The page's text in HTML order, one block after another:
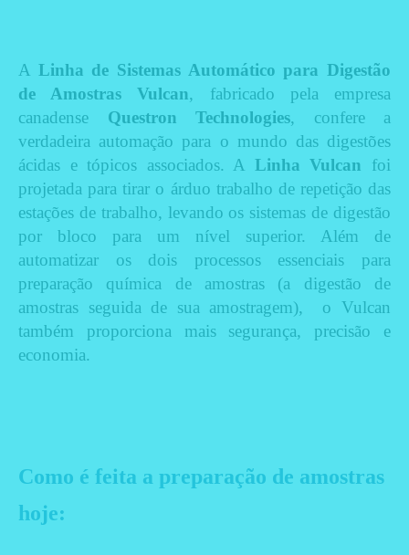
A Linha de Sistemas Automático para Digestão
de Amostras Vulcan, fabricado pela empresa
canadense Questron Technologies, confere a
verdadeira automação para o mundo das digestões
ácidas e tópicos associados. A Linha Vulcan
foi
projetada para tirar o árduo trabalho de repetição das
estações de trabalho, levando os sistemas de digestão
por bloco para um nível superior. Além de
automatizar os dois processos essenciais para
preparação química de amostras (a digestão de
amostras seguida de sua amostragem), o Vulcan
também proporciona mais segurança, precisão e
economia.
Como é feita a preparação de amostras
hoje: